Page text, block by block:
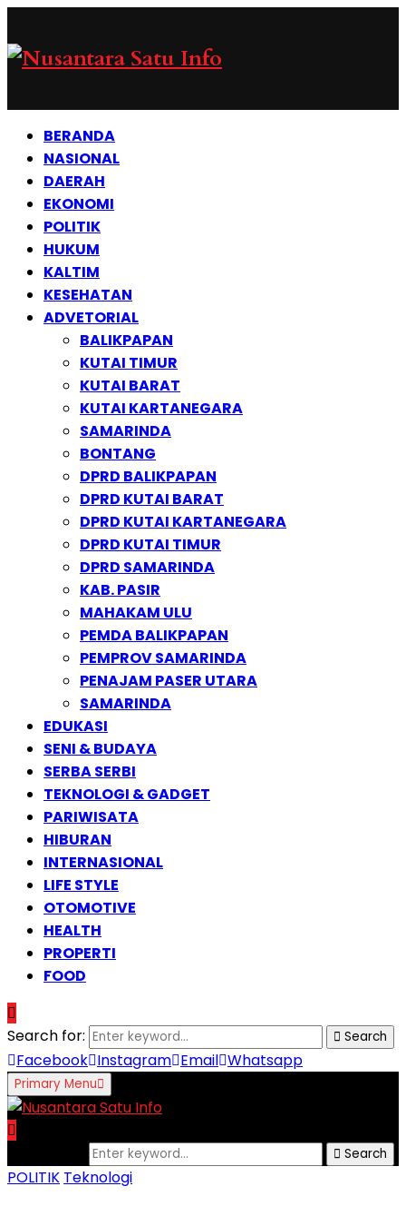
BERANDA
NASIONAL
DAERAH
EKONOMI
POLITIK
HUKUM
KALTIM
KESEHATAN
ADVETORIAL
BALIKPAPAN
KUTAI TIMUR
KUTAI BARAT
KUTAI KARTANEGARA
SAMARINDA
BONTANG
DPRD BALIKPAPAN
DPRD KUTAI BARAT
DPRD KUTAI KARTANEGARA
DPRD KUTAI TIMUR
DPRD SAMARINDA
KAB. PASIR
MAHAKAM ULU
PEMDA BALIKPAPAN
PEMPROV SAMARINDA
PENAJAM PASER UTARA
SAMARINDA
EDUKASI
SENI & BUDAYA
SERBA SERBI
TEKNOLOGI & GADGET
PARIWISATA
HIBURAN
INTERNASIONAL
LIFE STYLE
OTOMOTIVE
HEALTH
PROPERTI
FOOD
Search for: Search
Facebook Instagram Email Whatsapp
Primary Menu
Search
POLITIK Teknologi